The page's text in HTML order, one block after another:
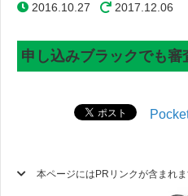
2016.10.27 2017.12.06
申し込みブラックでも審
本ページにはPRリンクが含まれま